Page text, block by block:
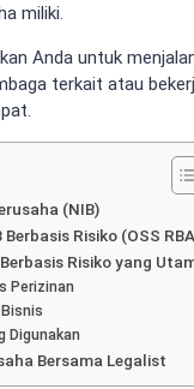
miliki.
Anda untuk
terkait atau
(NIB)
Risiko (OSS
Risiko yang
Perizinan
Digunakan
Bersama Legalist